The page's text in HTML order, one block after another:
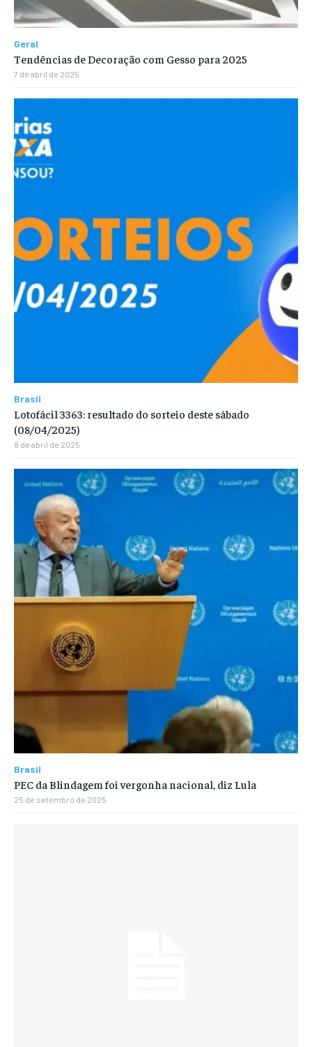
Geral
Tendências de Decoração com Gesso para 2025
7 de abril de 2025
Brasil
Lotofácil 3363: resultado do sorteio deste sábado
(08/04/2025)
8 de abril de 2025
Brasil
PEC da Blindagem foi vergonha nacional, diz Lula
25 de setembro de 2025